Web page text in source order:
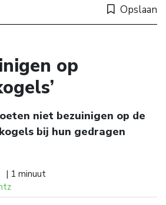
Opslaan
op
niet bezuinigen op de
bij hun gedragen
| 1 minuut